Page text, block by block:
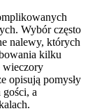
Wybór często
nalewy, których
kilku
wieczory
opisują pomysły
a